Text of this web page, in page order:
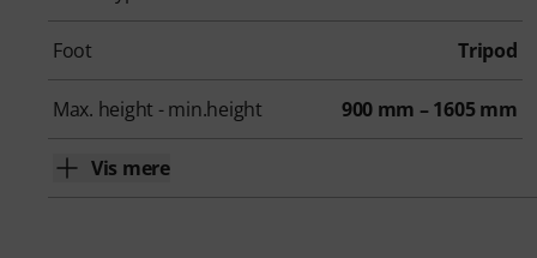
Foot Tripod
Max. height - min.height 900 mm – 1605 mm
Vis mere